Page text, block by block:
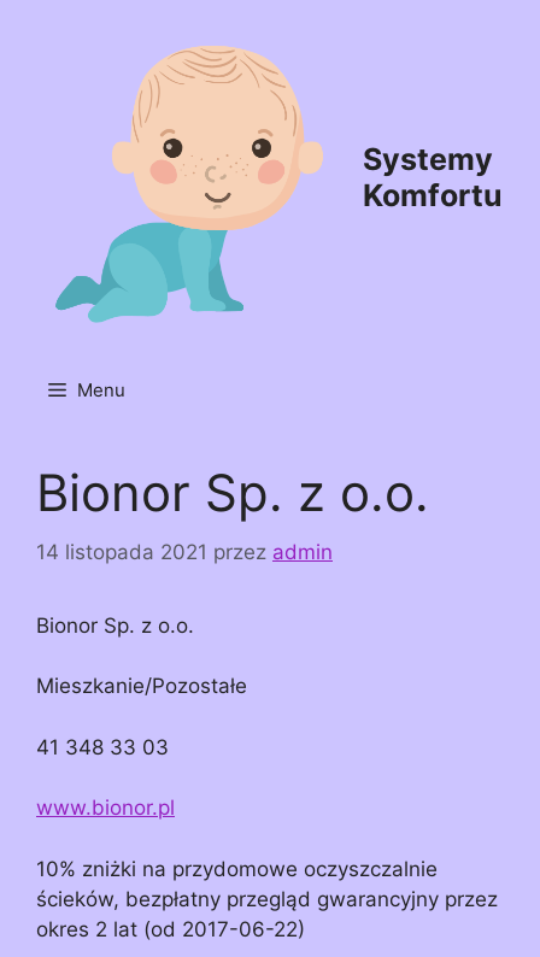
Systemy
Komfortu
Menu
Bionor Sp. z o.o.
14 listopada 2021 przez admin
Bionor Sp. z o.o.
Mieszkanie/Pozostałe
41 348 33 03
www.bionor.pl
10% zniżki na przydomowe oczyszczalnie
ścieków, bezpłatny przegląd gwarancyjny przez
okres 2 lat (od 2017-06-22)